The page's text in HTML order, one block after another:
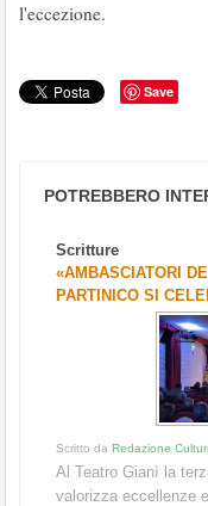
l'eccezione.
Save
POTREBBERO
Scritture
«AMBASCIATORI
PARTINICO SI
Scritto da Redazione
Al Teatro Gianì la
valorizza eccellenze